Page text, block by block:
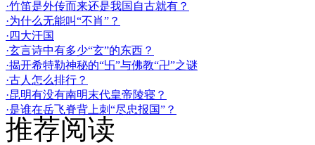
·竹笛是外传而来还是我国自古就有？
·为什么无能叫“不肖”？
·四大汗国
·玄言诗中有多少“玄”的东西？
·揭开希特勒神秘的“卐”与佛教“卍”之谜
·古人怎么排行？
·昆明有没有南明末代皇帝陵寝？
·是谁在岳飞脊背上刺“尽忠报国”？
推荐阅读